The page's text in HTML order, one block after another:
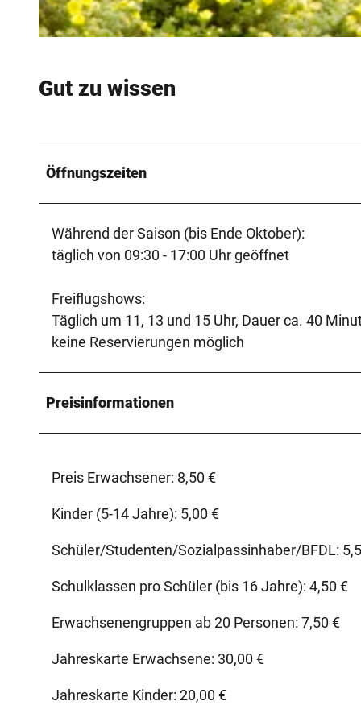
Gut zu wissen
Öffnungszeiten
Während der Saison (bis Ende Oktober):
täglich von 09:30 - 17:00 Uhr geöffnet
Freiflugshows:
Täglich um 11, 13 und 15 Uhr, Dauer ca. 40
keine Reservierungen möglich
Preisinformationen
Preis Erwachsener: 8,50 €
Kinder (5-14 Jahre): 5,00 €
Schüler/Studenten/Sozialpassinhaber/BFDL:
Schulklassen pro Schüler (bis 16 Jahre): 4,50 €
Erwachsenengruppen ab 20 Personen: 7,50 €
Jahreskarte Erwachsene: 30,00 €
Jahreskarte Kinder: 20,00 €